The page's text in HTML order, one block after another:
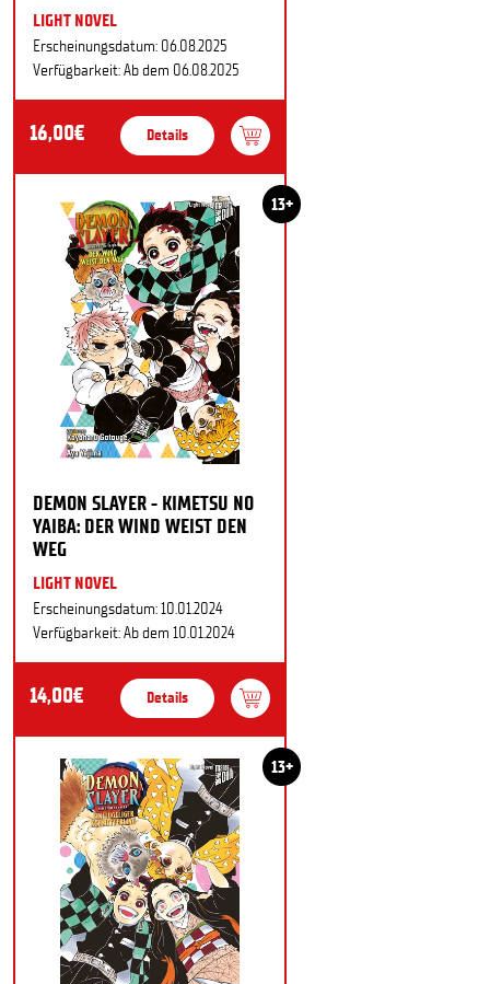
LIGHT NOVEL
Erscheinungsdatum: 06.08.2025
Verfügbarkeit: Ab dem 06.08.2025
16,00€ Details
13+
DEMON SLAYER - KIMETSU NO
YAIBA: DER WIND WEIST DEN
WEG
LIGHT NOVEL
Erscheinungsdatum: 10.01.2024
Verfügbarkeit: Ab dem 10.01.2024
14,00€ Details
13+